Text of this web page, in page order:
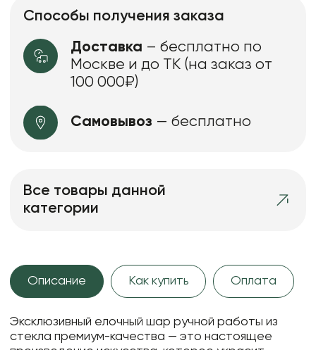
Способы получения заказа
Доставка – бесплатно по
Москве и до ТК (на заказ от
100 000₽)
Самовывоз — бесплатно
Все товары данной
категории
Описание Как купить Оплата
Эксклюзивный елочный шар ручной работы из
стекла премиум-качества — это настоящее